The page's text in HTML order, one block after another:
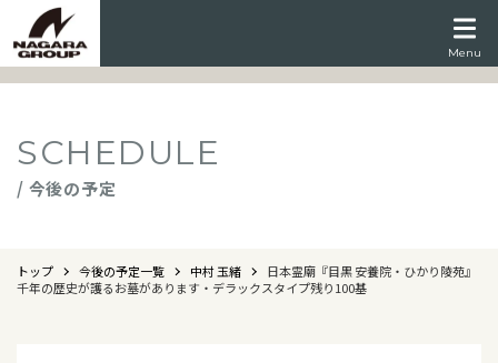
Menu
SCHEDULE
/ 今後の予定
トップ 今後の予定一覧 中村 玉緒
日本霊廟『目黒 安養院・ひかり陵苑』
千年の歴史が護るお墓があります・デラックスタイプ残り100基